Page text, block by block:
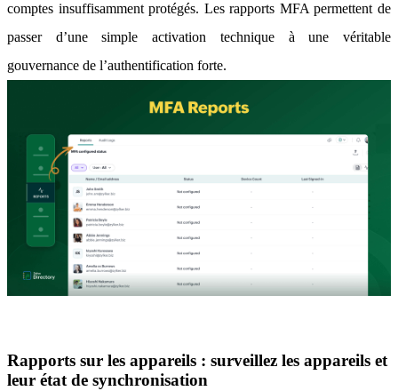
comptes insuffisamment protégés. Les rapports MFA permettent de
passer d’une simple activation technique à une véritable
gouvernance de l’authentification forte.
Rapports sur les appareils : surveillez les appareils et
leur état de synchronisation